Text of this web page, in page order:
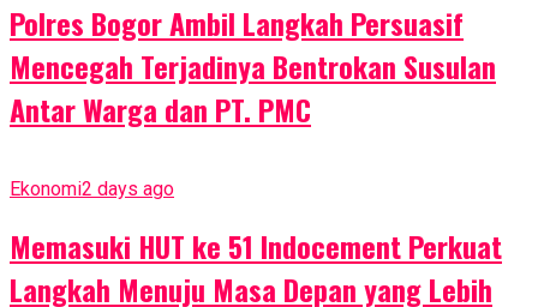
Polres Bogor Ambil Langkah Persuasif
Mencegah Terjadinya Bentrokan Susulan
Antar Warga dan PT. PMC
Ekonomi2 days ago
Memasuki HUT ke 51 Indocement Perkuat
Langkah Menuju Masa Depan yang Lebih